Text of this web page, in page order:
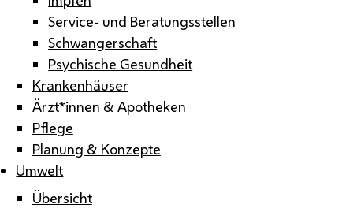
Service- und Beratungsstellen
Schwangerschaft
Psychische Gesundheit
Krankenhäuser
Ärzt*innen & Apotheken
Pflege
Planung & Konzepte
Umwelt
Übersicht